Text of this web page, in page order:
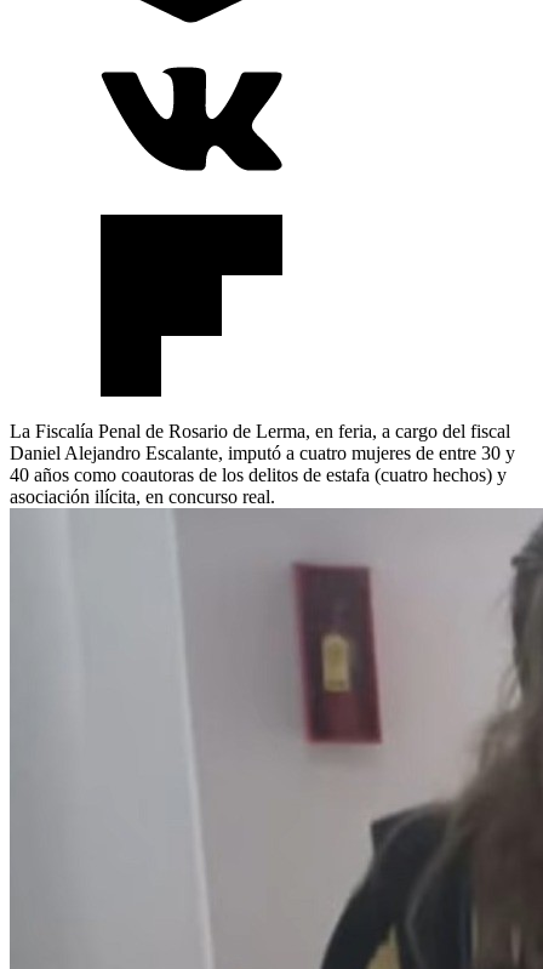
La Fiscalía Penal de Rosario de Lerma, en feria, a cargo del fiscal
Daniel Alejandro Escalante, imputó a cuatro mujeres de entre 30 y
40 años como coautoras de los delitos de estafa (cuatro hechos) y
asociación ilícita, en concurso real.